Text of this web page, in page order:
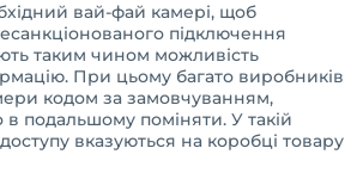
вай-фай камері, щоб
підключення
таким чином можливість
При цьому багато виробників
кодом за замовчуванням,
подальшому поміняти. У такій
доступу вказуються на коробці товару